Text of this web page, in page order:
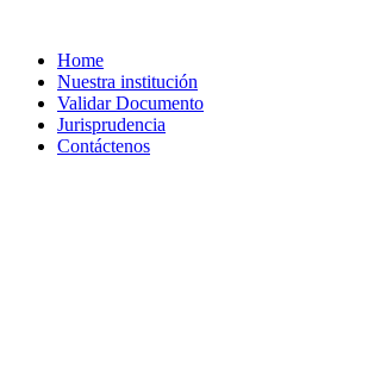
Home
Nuestra institución
Validar Documento
Jurisprudencia
Contáctenos